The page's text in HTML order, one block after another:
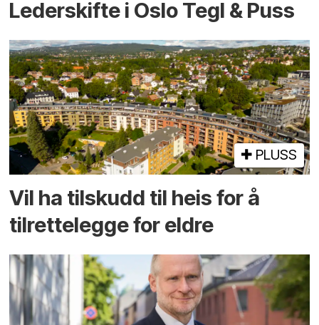
Lederskifte i Oslo Tegl & Puss
PLUSS
Vil ha tilskudd til heis for å
tilrettelegge for eldre